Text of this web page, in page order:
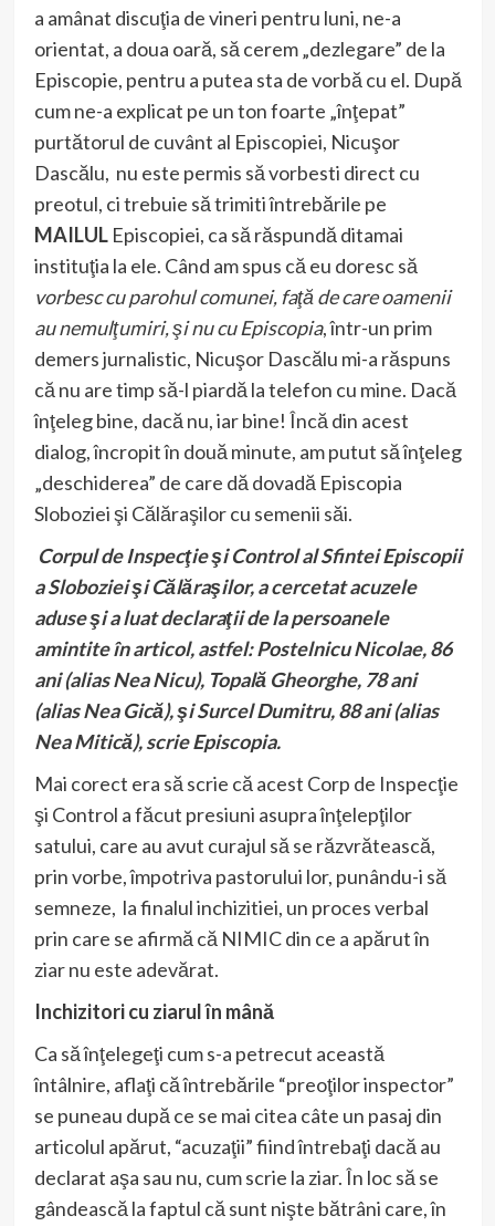
a amânat discuţia de vineri pentru luni, ne-a
orientat, a doua oară, să cerem „dezlegare” de la
Episcopie, pentru a putea sta de vorbă cu el. După
cum ne-a explicat pe un ton foarte „înţepat”
purtătorul de cuvânt al Episcopiei, Nicuşor
Dascălu, nu este permis să vorbesti direct cu
preotul, ci trebuie să trimiti întrebările pe
MAILULEpiscopiei, ca să răspundă ditamai
instituţia la ele. Când am spus că eu doresc să
vorbesc cu parohul comunei, faţă de care oamenii
au nemulţumiri, şi nu cu Episcopia, într-un prim
demers jurnalistic, Nicuşor Dascălu mi-a răspuns
că nu are timp să-l piardă la telefon cu mine. Dacă
înţeleg bine, dacă nu, iar bine! Încă din acest
dialog, încropit în două minute, am putut să înţeleg
„deschiderea” de care dă dovadă Episcopia
Sloboziei şi Călăraşilor cu semenii săi.
Corpul de Inspecţie şi Control al Sfintei Episcopii
a Sloboziei şi Călăraşilor, a cercetat acuzele
aduse şi a luat declaraţii de la persoanele
amintite în articol, astfel: Postelnicu Nicolae, 86
ani (alias Nea Nicu), Topală Gheorghe, 78 ani
(alias Nea Gică), şi Surcel Dumitru, 88 ani (alias
Nea Mitică), scrie Episcopia.
Mai corect era să scrie că acest Corp de Inspecţie
şi Control a făcut presiuni asupra înţelepţilor
satului, care au avut curajul să se răzvrătească,
prin vorbe, împotriva pastorului lor, punându-i să
semneze, la finalul inchizitiei, un proces verbal
prin care se afirmă că NIMIC din ce a apărut în
ziar nu este adevărat.
Inchizitori cu ziarul în mână
Ca să înţelegeţi cum s-a petrecut această
întâlnire, aflaţi că întrebările “preoţilor inspector”
se puneau după ce se mai citea câte un pasaj din
articolul apărut, “acuzaţii” fiind întrebaţi dacă au
declarat aşa sau nu, cum scrie la ziar. În loc să se
gândească la faptul că sunt nişte bătrâni care, în